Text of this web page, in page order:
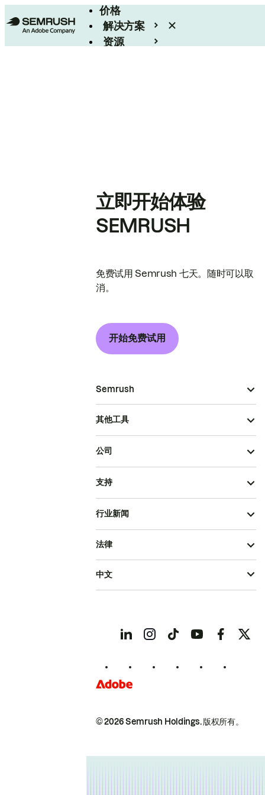
价格
解决方案
资源
立即开始体验
SEMRUSH
免费试用 Semrush 七天。随时可以取
消。
开始免费试用
Semrush
其他工具
公司
支持
行业新闻
© 2026 Semrush Holdings.版权所有。
法律
中文